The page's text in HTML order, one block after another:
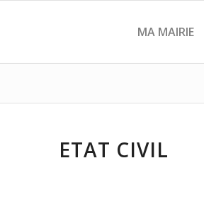
MA MAIRIE
ETAT CIVIL